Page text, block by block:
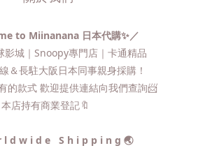
to Miinanana 日本代購✨／
影城｜Snoopy專門店｜卡通精品
＆長駐大阪日本同事親身採購！
的款式 歡迎提供連結向我們查詢📨​
本店持有商業登記🔖
l d w i d e S h i p p i n g 🌏